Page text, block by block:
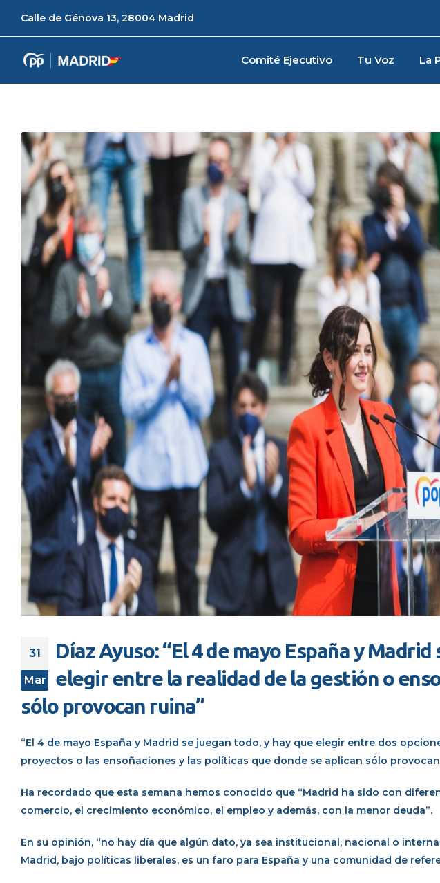
Calle de Génova 13, 28004 Madrid
Comité Ejecutivo Tu Voz La
31
Mar
Díaz Ayuso: “El 4 de mayo España y
elegir entre la realidad de la gestión o
sólo provocan ruina”
“El 4 de mayo España y Madrid se juegan todo, y hay que elegir entre dos
proyectos o las ensoñaciones y las políticas que donde se aplican sólo
Ha recordado que esta semana hemos conocido que “Madrid ha sido con
comercio, el crecimiento económico, el empleo y además, con la menor deuda”.
En su opinión, “no hay día que algún dato, ya sea institucional, nacional o
Madrid, bajo políticas liberales, es un faro para España y una comunidad de